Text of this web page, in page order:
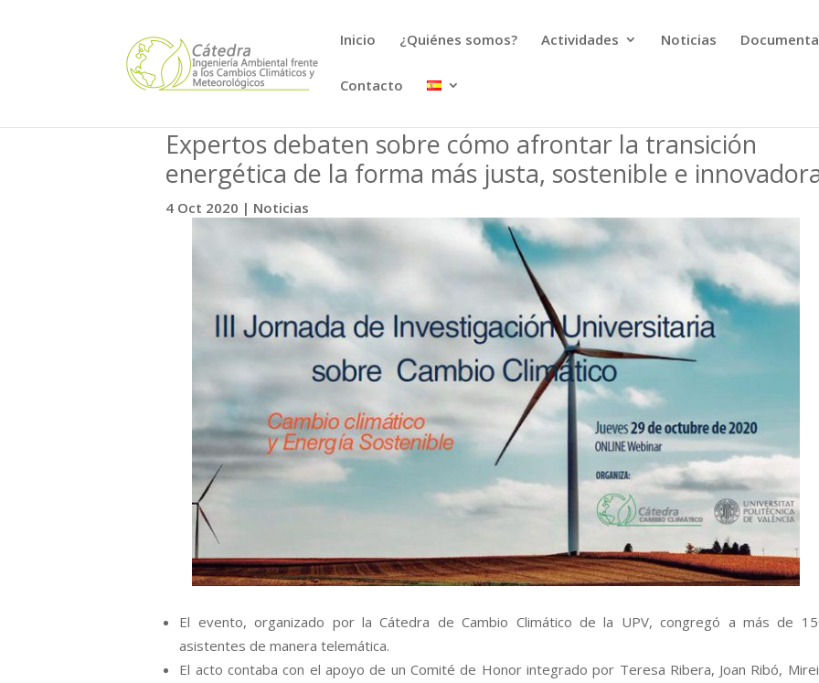
Inicio ¿Quiénes somos? Actividades Noticias
Contacto
Expertos debaten sobre cómo afrontar la transición
energética de la forma más justa, sostenible e
4 Oct 2020 | Noticias
El evento, organizado por la Cátedra de Cambio Climático de la UPV, congregó a más de
asistentes de manera telemática.
El acto contaba con el apoyo de un Comité de Honor integrado por Teresa Ribera, Joan Ribó,